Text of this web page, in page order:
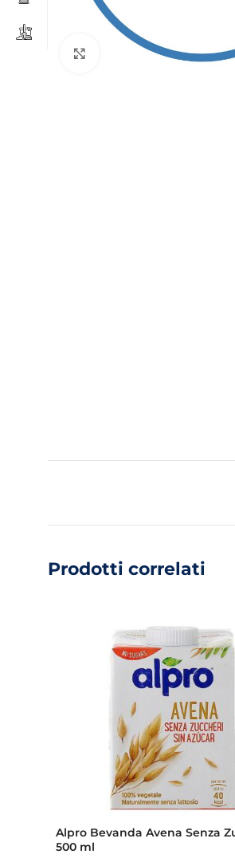
Clicca per ingrandire
Prodotti correlati
Alpro Bevanda Avena Senza
500 ml